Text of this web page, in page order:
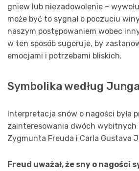
gniew lub niezadowolenie –
może być to sygnał o poczuciu
naszym postępowaniem wobec
w ten sposób sugeruje, by
emocjami i potrzebami bliskich.
Symbolika według
Interpretacja snów o nagości była
zainteresowania dwóch wybitnych
Zygmunta Freuda i Carla Gustava
Freud uważał, że sny o nagości